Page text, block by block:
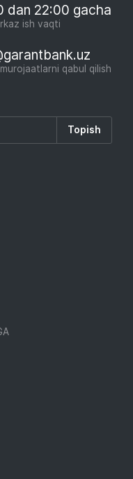
dan 22:00 gacha
ish vaqti
qabul qilish
Topish